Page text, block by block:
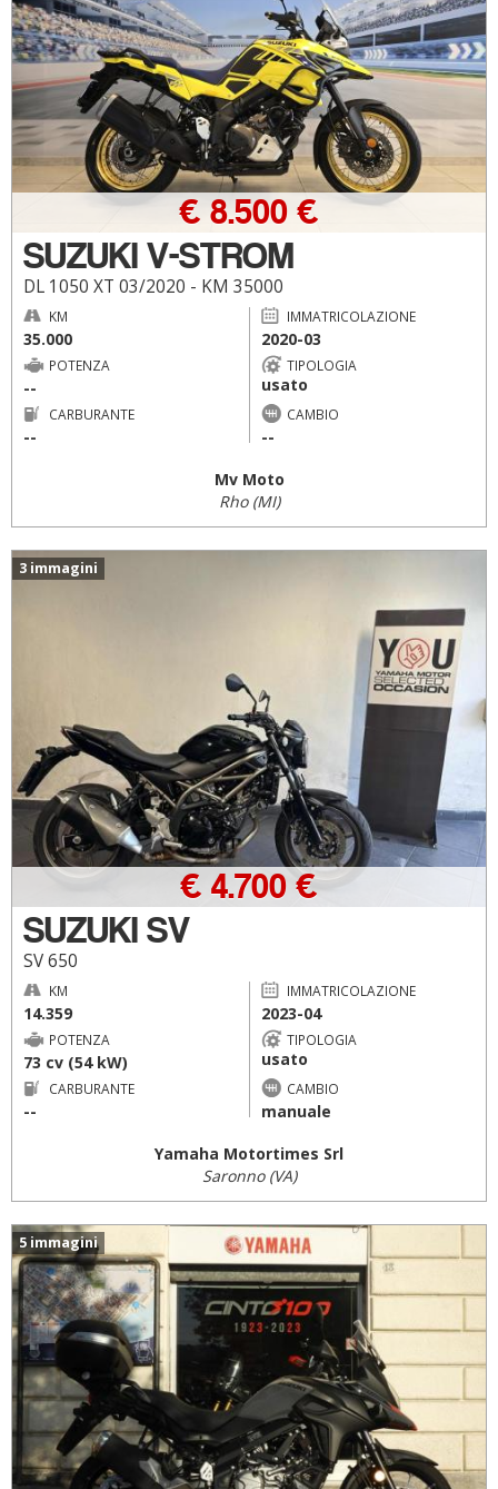
SUZUKI V-STROM
DL 1050 XT 03/2020 - KM 35000
€ 8.500 €
KM
35.000
IMMATRICOLAZIONE
2020-03
POTENZA
--
TIPOLOGIA
usato
CARBURANTE
--
CAMBIO
--
Mv Moto
Rho (MI)
3 immagini
SUZUKI SV
SV 650
€ 4.700 €
KM
14.359
IMMATRICOLAZIONE
2023-04
POTENZA
73 cv (54 kW)
TIPOLOGIA
usato
CARBURANTE
--
CAMBIO
manuale
Yamaha Motortimes Srl
Saronno (VA)
5 immagini